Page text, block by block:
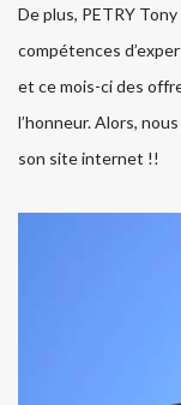
De plus, PETRY
compétences
et ce mois-ci des
l’honneur. Alors,
son site internet !!